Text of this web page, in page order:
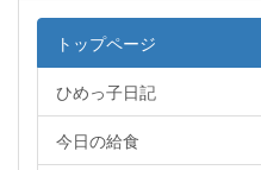
トップページ
ひめっ子日記
今日の給食